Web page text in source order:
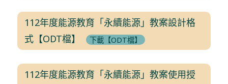
112年度能源教育「永續能源」教案設計格
式【ODT檔】
下載【ODT檔】
112年度能源教育「永續能源」教案使用授